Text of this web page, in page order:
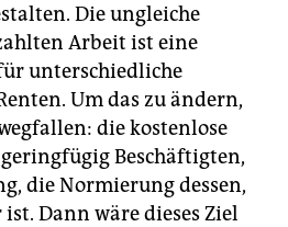
Die ungleiche
Arbeit ist eine
unterschiedliche
Um das zu ändern,
die kostenlose
Beschäftigten,
die Normierung dessen,
Dann wäre dieses Ziel